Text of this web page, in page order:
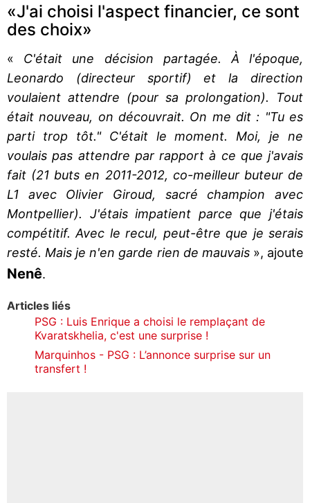
«J'ai choisi l'aspect financier, ce sont
des choix»
« C'était une décision partagée. À l'époque,
Leonardo (directeur sportif) et la direction
voulaient attendre (pour sa prolongation). Tout
était nouveau, on découvrait. On me dit : "Tu es
parti trop tôt." C'était le moment. Moi, je ne
voulais pas attendre par rapport à ce que j'avais
fait (21 buts en 2011-2012, co-meilleur buteur de
L1 avec Olivier Giroud, sacré champion avec
Montpellier). J'étais impatient parce que j'étais
compétitif. Avec le recul, peut-être que je serais
resté. Mais je n'en garde rien de mauvais», ajoute
Nenê.
Articles liés
PSG : Luis Enrique a choisi le remplaçant de
Kvaratskhelia, c'est une surprise !
Marquinhos - PSG : L’annonce surprise sur un
transfert !